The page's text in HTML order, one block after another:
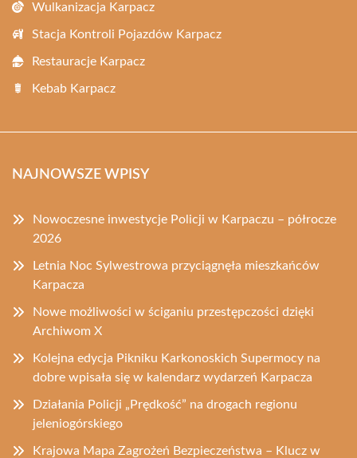
Wulkanizacja Karpacz
Stacja Kontroli Pojazdów Karpacz
Restauracje Karpacz
Kebab Karpacz
NAJNOWSZE WPISY
Nowoczesne inwestycje Policji w Karpaczu – półrocze
2026
Letnia Noc Sylwestrowa przyciągnęła mieszkańców
Karpacza
Nowe możliwości w ściganiu przestępczości dzięki
Archiwom X
Kolejna edycja Pikniku Karkonoskich Supermocy na
dobre wpisała się w kalendarz wydarzeń Karpacza
Działania Policji „Prędkość” na drogach regionu
jeleniogórskiego
Krajowa Mapa Zagrożeń Bezpieczeństwa – Klucz w